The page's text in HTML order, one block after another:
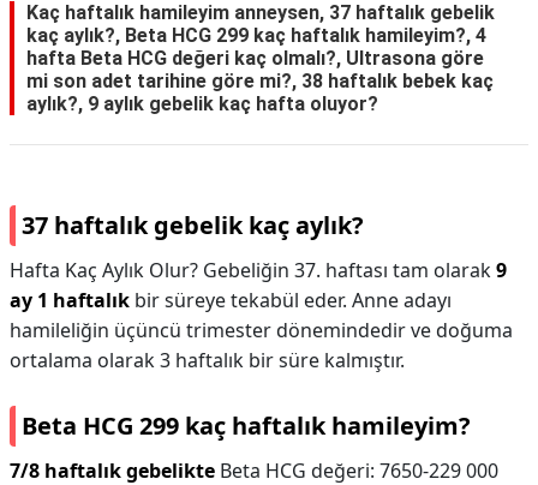
Kaç haftalık hamileyim anneysen, 37 haftalık gebelik
kaç aylık?, Beta HCG 299 kaç haftalık hamileyim?, 4
hafta Beta HCG değeri kaç olmalı?, Ultrasona göre
mi son adet tarihine göre mi?, 38 haftalık bebek kaç
aylık?, 9 aylık gebelik kaç hafta oluyor?
37 haftalık gebelik kaç aylık?
Hafta Kaç Aylık Olur? Gebeliğin 37. haftası tam olarak9
ay 1 haftalık bir süreye tekabül eder. Anne adayı
hamileliğin üçüncü trimester dönemindedir ve doğuma
ortalama olarak 3 haftalık bir süre kalmıştır.
Beta HCG 299 kaç haftalık hamileyim?
7/8 haftalık gebelikte Beta HCG değeri: 7650-229 000